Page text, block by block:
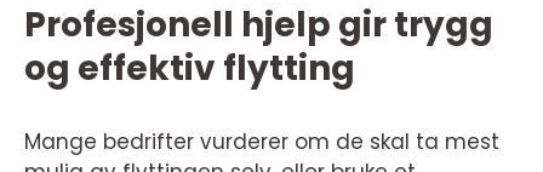
Profesjonell hjelp gir trygg
og effektiv flytting
Mange bedrifter vurderer om de skal ta mest